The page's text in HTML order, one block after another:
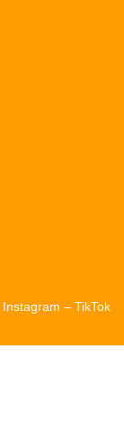
Instagram – TikTok